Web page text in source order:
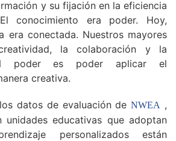
y su fijación en la eficiencia
conocimiento era poder. Hoy,
era conectada. Nuestros mayores
la colaboración y la
poder es poder aplicar el
creativa.
datos de evaluación deNWEA ,
unidades educativas que adoptan
personalizados están